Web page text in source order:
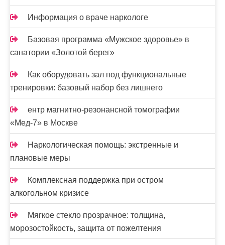
Информация о враче наркологе
Базовая программа «Мужское здоровье» в
санатории «Золотой берег»
Как оборудовать зал под функциональные
тренировки: базовый набор без лишнего
ентр магнитно-резонансной томографии
«Мед-7» в Москве
Наркологическая помощь: экстренные и
плановые меры
Комплексная поддержка при остром
алкогольном кризисе
Мягкое стекло прозрачное: толщина,
морозостойкость, защита от пожелтения